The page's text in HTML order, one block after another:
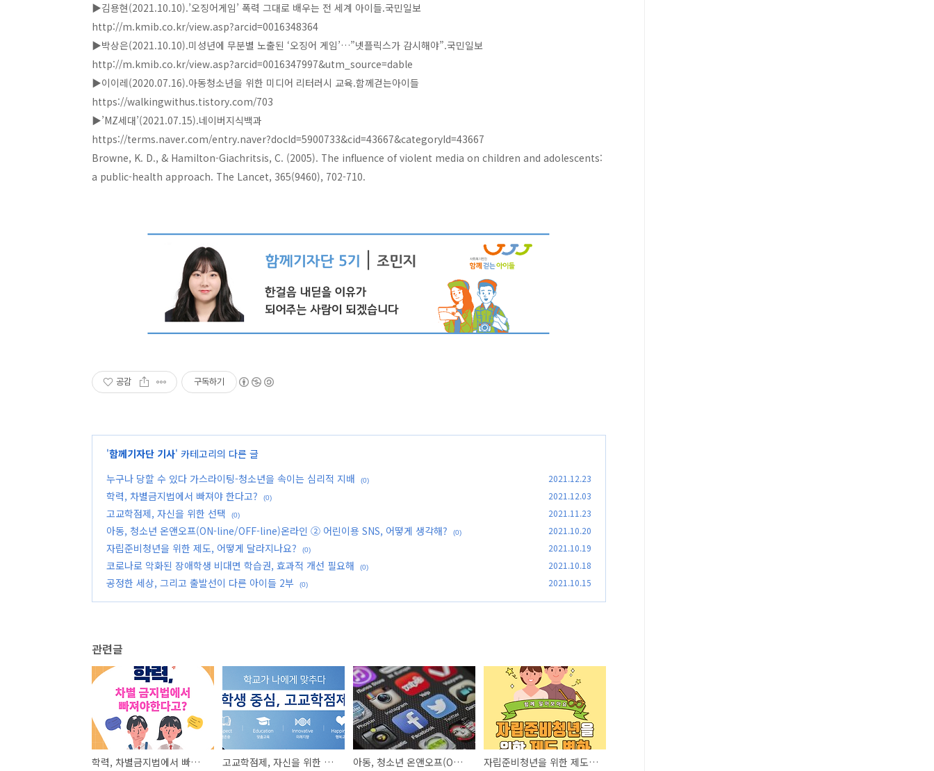
▶김용현(2021.10.10).’오징어게임’ 폭력 그대로 배우는 전 세계 아이들.국민일보
http://m.kmib.co.kr/view.asp?arcid=0016348364
▶박상은(2021.10.10).미성년에 무분별 노출된 ‘오징어 게임’…”넷플릭스가 감시해야”.국민일보
http://m.kmib.co.kr/view.asp?arcid=0016347997&utm_source=dable
▶이이레(2020.07.16).아동청소년을 위한 미디어 리터러시 교육.함께걷는아이들
https://walkingwithus.tistory.com/703
▶’MZ세대’(2021.07.15).네이버지식백과
https://terms.naver.com/entry.naver?docId=5900733&cid=43667&categoryId=43667
Browne, K. D., & Hamilton-Giachritsis, C. (2005). The influence of violent media on children and adolescents:
a public-health approach. The Lancet, 365(9460), 702-710.
공감 구독하기
'함께기자단 기사' 카테고리의 다른 글
누구나 당할 수 있다 가스라이팅-청소년을 속이는 심리적 지배
(0) 2021.12.23
학력, 차별금지법에서 빠져야 한다고? (0) 2021.12.03
고교학점제, 자신을 위한 선택 (0) 2021.11.23
아동, 청소년 온앤오프(ON-line/OFF-line)온라인 ② 어린이용 SNS, 어떻게 생각해? (0) 2021.10.20
자립준비청년을 위한 제도, 어떻게 달라지나요? (0) 2021.10.19
코로나로 악화된 장애학생 비대면 학습권, 효과적 개선 필요해 (0) 2021.10.18
공정한 세상, 그리고 출발선이 다른 아이들 2부 (0) 2021.10.15
관련글
학력, 차별금지법에서 빠져야 한다고? 고교학점제, 자신을 위한 선택 아동, 청소년 온앤오프(ON-line/OFF-line)온라인 ② 어린이용 SNS, 어떻게 생각해? 자립준비청년을 위한 제도, 어떻게 달라지나요?